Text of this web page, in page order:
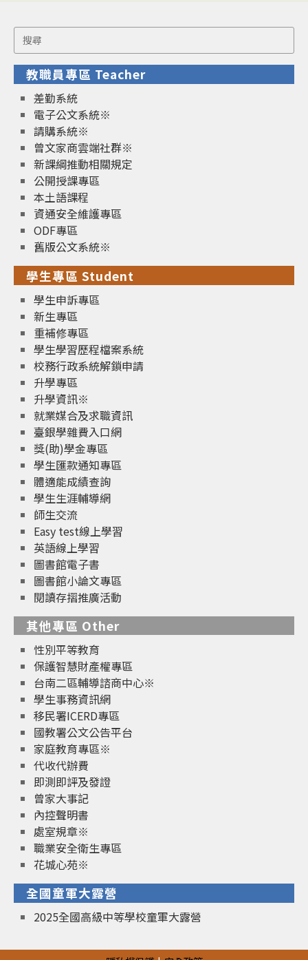
Search
for:
教職員專區 Teacher
差勤系統
電子公文系統※
請購系統※
曾文家商雲端社群※
新課綱推動相關規定
公開授課專區
本土語課程
資通安全維護專區
ODF專區
舊版公文系統※
學生專區 Student
學生申訴專區
新生專區
重補修專區
學生學習歷程檔案系統
校務行政系統解鎖申請
升學專區
升學資訊※
就業媒合及求職資訊
臺銀學雜費入口網
獎(助)學金專區
學生匯款通知專區
體適能成績查詢
學生生涯輔導網
師生交流
Easy test線上學習
英語線上學習
圖書館電子書
圖書館小論文專區
閱讀存摺推廣活動
其他專區 Other
性別平等教育
保護智慧財產權專區
台南二區輔導諮商中心※
學生事務資訊網
移民署ICERD專區
國教署公文公告平台
家庭教育專區※
代收代辦費
即測即評及發證
曾家大事記
內控聲明書
處室規章※
職業安全衛生專區
花城心苑※
全國童軍大露營
2025全國高級中等學校童軍大露營